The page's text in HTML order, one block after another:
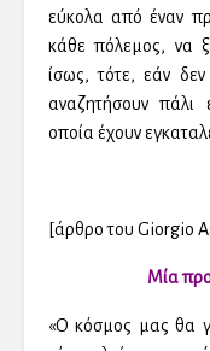
εύκολα από έναν
κάθε πόλεμος, να
ίσως, τότε, εάν
αναζητήσουν πάλι
οποία έχουν
[άρθρο του Giorgio
Μία
«Ο κόσμος μας θα